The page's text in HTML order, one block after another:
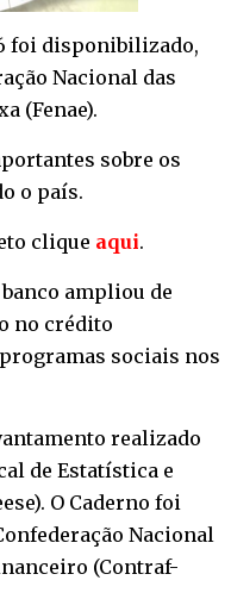
foi disponibilizado,
Nacional das
(Fenae).
sobre os
o país.
clique aqui.
ampliou de
no crédito
sociais nos
realizado
de Estatística e
O Caderno foi
Nacional
(Contraf-